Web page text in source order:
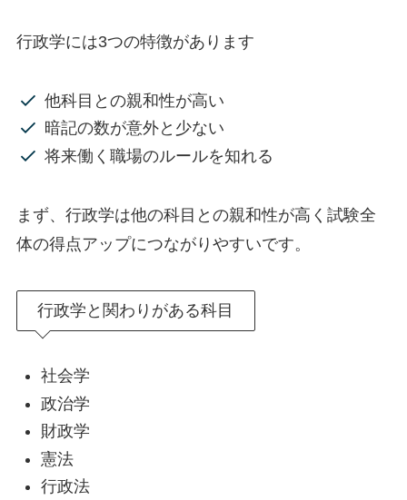
行政学には3つの特徴があります
他科目との親和性が高い
暗記の数が意外と少ない
将来働く職場のルールを知れる
まず、行政学は他の科目との親和性が高く試験全
体の得点アップにつながりやすいです。
行政学と関わりがある科目
社会学
政治学
財政学
憲法
行政法